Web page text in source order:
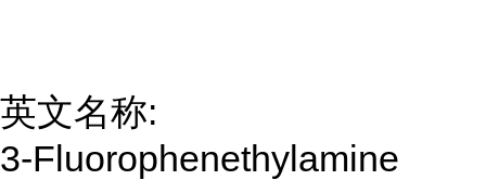
英文名称:
3-Fluorophenethylamine